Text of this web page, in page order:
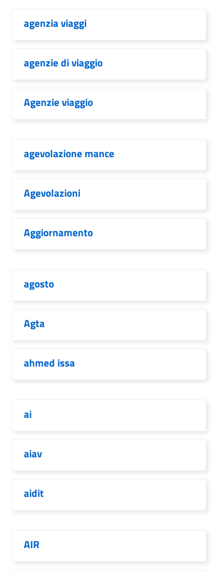
agenzia viaggi
agenzie di viaggio
Agenzie viaggio
agevolazione mance
Agevolazioni
Aggiornamento
agosto
Agta
ahmed issa
ai
aiav
aidit
AIR